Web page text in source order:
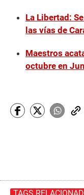
La Libertad:
las vías de
Maestros
octubre en